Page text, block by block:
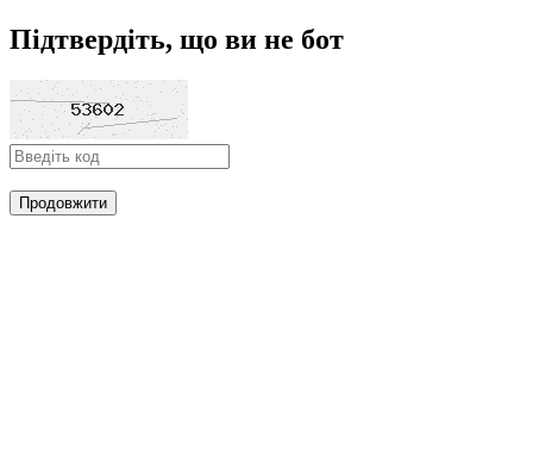
Підтвердіть, що ви не бот
Продовжити